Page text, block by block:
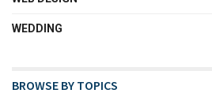
WEDDING
BROWSE BY TOPICS